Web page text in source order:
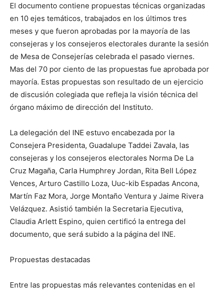
El documento contiene propuestas técnicas organizadas
en 10 ejes temáticos, trabajados en los últimos tres
meses y que fueron aprobadas por la mayoría de las
consejeras y los consejeros electorales durante la sesión
de Mesa de Consejerías celebrada el pasado viernes.
Mas del 70 por ciento de las propuestas fue aprobada por
mayoría. Estas propuestas son resultado de un ejercicio
de discusión colegiada que refleja la visión técnica del
órgano máximo de dirección del Instituto.
La delegación del INE estuvo encabezada por la
Consejera Presidenta, Guadalupe Taddei Zavala, las
consejeras y los consejeros electorales Norma De La
Cruz Magaña, Carla Humphrey Jordan, Rita Bell López
Vences, Arturo Castillo Loza, Uuc-kib Espadas Ancona,
Martín Faz Mora, Jorge Montaño Ventura y Jaime Rivera
Velázquez. Asistió también la Secretaria Ejecutiva,
Claudia Arlett Espino, quien certificó la entrega del
documento, que será subido a la página del INE.
Propuestas destacadas
Entre las propuestas más relevantes contenidas en el